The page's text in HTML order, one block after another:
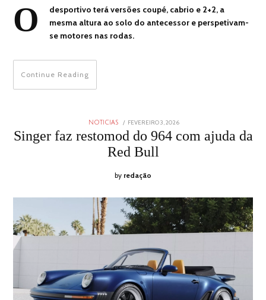
O
desportivo terá versões coupé, cabrio e 2+2, a
mesma altura ao solo do antecessor e perspetivam-
se motores nas rodas.
Continue Reading
NOTICIAS
POSTED
ON
FEVEREIRO 3, 2026FEVEREIRO
2026
Singer faz restomod do 964 com ajuda da
Red Bull
by redação